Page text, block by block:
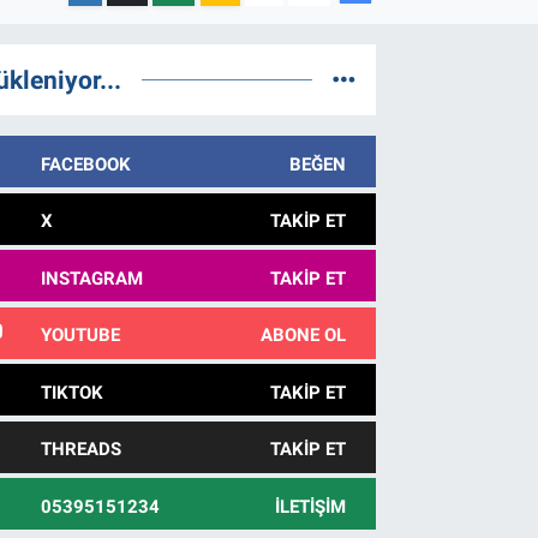
FACEBOOK BEĞEN
X TAKIP ET
INSTAGRAM TAKIP ET
YOUTUBE ABONE OL
TIKTOK TAKIP ET
THREADS TAKIP ET
05395151234 İLETIŞIM